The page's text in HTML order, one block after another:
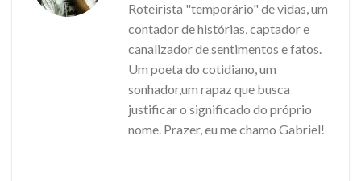
Roteirista "temporário" de vidas, um
contador de histórias, captador e
canalizador de sentimentos e fatos.
Um poeta do cotidiano, um
sonhador,um rapaz que busca
justificar o significado do próprio
nome. Prazer, eu me chamo Gabriel!